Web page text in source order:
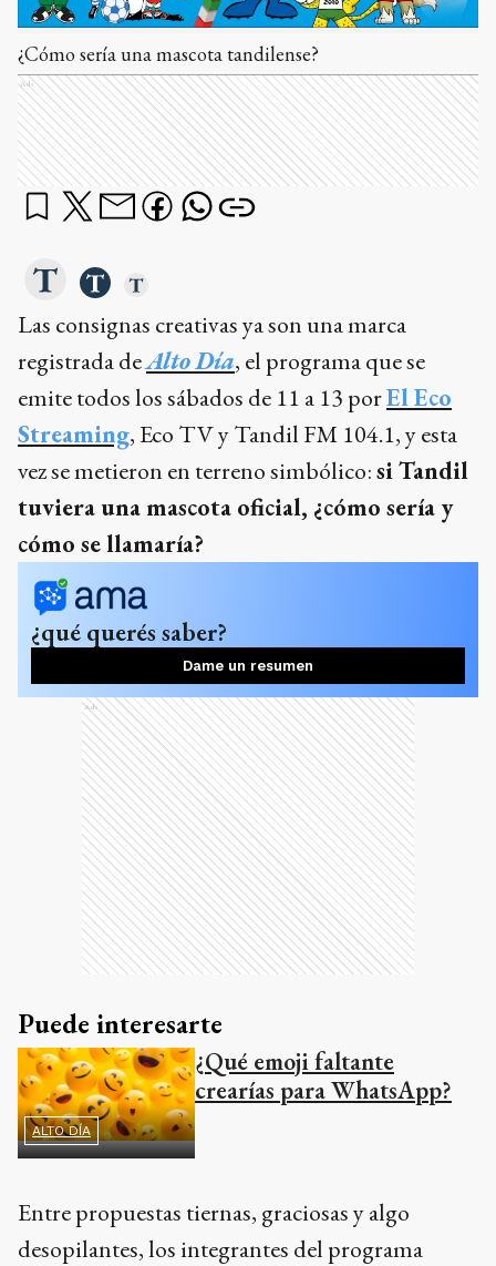
¿Cómo sería una mascota tandilense?
Ads
Las consignas creativas ya son una marca
registrada deAlto Día, el programa que se
emite todos los sábados de 11 a 13 porEl Eco
Streaming, Eco TV y Tandil FM 104.1, y esta
vez se metieron en terreno simbólico:si Tandil
tuviera una mascota oficial, ¿cómo sería y
cómo se llamaría?
¿qué querés saber?
Dame un resumen
Ads
Puede interesarte
ALTO DÍA
¿Qué emoji faltante
crearías para WhatsApp?
Entre propuestas tiernas, graciosas y algo
desopilantes, los integrantes del programa